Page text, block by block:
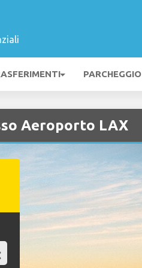
PARCHEGGIO
Aeroporto LAX